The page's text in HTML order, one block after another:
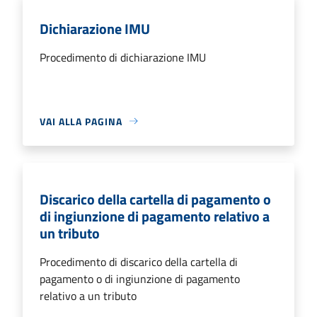
Dichiarazione IMU
Procedimento di dichiarazione IMU
VAI ALLA PAGINA
Discarico della cartella di pagamento o
di ingiunzione di pagamento relativo a
un tributo
Procedimento di discarico della cartella di
pagamento o di ingiunzione di pagamento
relativo a un tributo